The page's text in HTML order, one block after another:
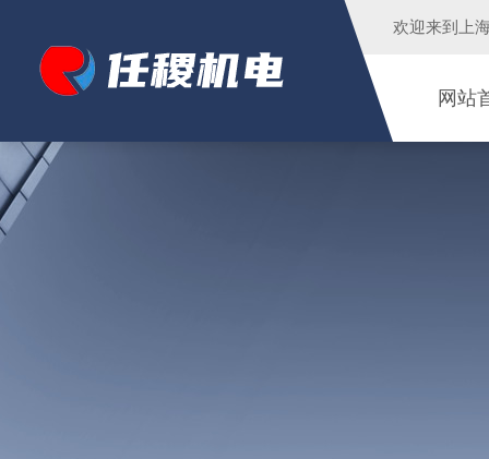
欢迎来到 上
网站